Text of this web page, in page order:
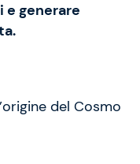
generare
del Cosmo